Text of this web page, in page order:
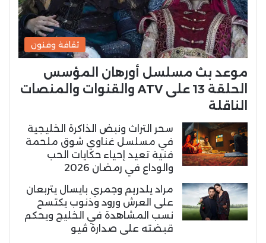
ثقافة وفنون
موعد بث مسلسل أورهان المؤسس
الحلقة 13 على ATV والقنوات والمنصات
الناقلة
سحر التراث ونبض الذاكرة الخليجية
في مسلسل غناوي شوق ملحمة
فنية تعيد إحياء حكايات الحب
والوداع في رمضان 2026
مراد يلدريم وجمري بايسال يتربعان
على العرش ورود وذنوب يكتسح
نسب المشاهدة في الخليج ويحكم
قبضته على صدارة ڤيو